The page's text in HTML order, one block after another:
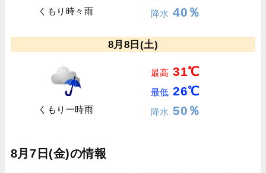
くもり時々雨 降水 40％
8月8日(土)
くもり一時雨
最高 31℃
最低 26℃
降水 50％
8月7日(金)の情報